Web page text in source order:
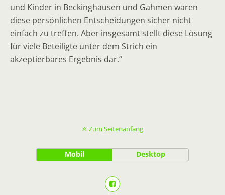
und Kinder in Beckinghausen und Gahmen waren
diese persönlichen Entscheidungen sicher nicht
einfach zu treffen. Aber insgesamt stellt diese Lösung
für viele Beteiligte unter dem Strich ein
akzeptierbares Ergebnis dar.“
Zum Seitenanfang
Mobil Desktop